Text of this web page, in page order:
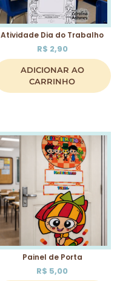
Atividade Dia do Trabalho
R$ 2,90
ADICIONAR AO
CARRINHO
Painel de Porta
R$ 5,00